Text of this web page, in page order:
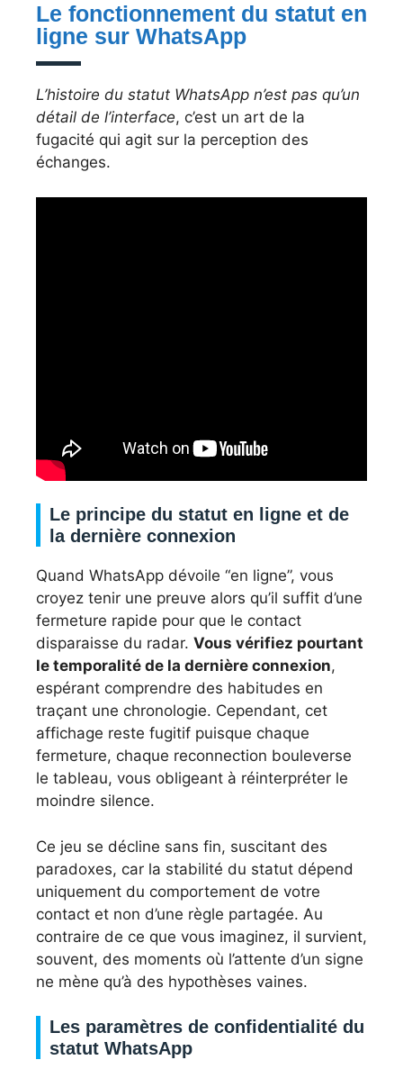
Le fonctionnement du statut en
ligne sur WhatsApp
L’histoire du statut WhatsApp n’est pas qu’un
détail de l’interface, c’est un art de la
fugacité qui agit sur la perception des
échanges.
Le principe du statut en ligne et de
la dernière connexion
Quand WhatsApp dévoile “en ligne”, vous
croyez tenir une preuve alors qu’il suffit d’une
fermeture rapide pour que le contact
disparaisse du radar. Vous vérifiez pourtant
le temporalité de la dernière connexion,
espérant comprendre des habitudes en
traçant une chronologie. Cependant, cet
affichage reste fugitif puisque chaque
fermeture, chaque reconnection bouleverse
le tableau, vous obligeant à réinterpréter le
moindre silence.
Ce jeu se décline sans fin, suscitant des
paradoxes, car la stabilité du statut dépend
uniquement du comportement de votre
contact et non d’une règle partagée. Au
contraire de ce que vous imaginez, il survient,
souvent, des moments où l’attente d’un signe
ne mène qu’à des hypothèses vaines.
Les paramètres de confidentialité du
statut WhatsApp